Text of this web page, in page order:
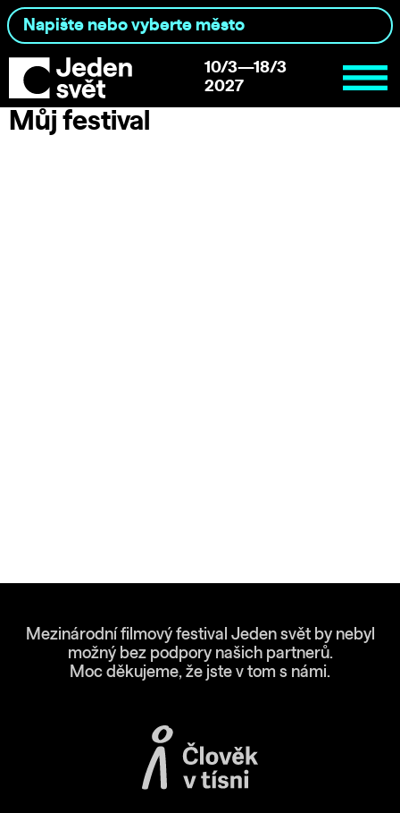
10/3—18/3
2027
Můj festival
Mezinárodní filmový festival Jeden svět by nebyl
možný bez podpory našich partnerů.
Moc děkujeme, že jste v tom s námi.